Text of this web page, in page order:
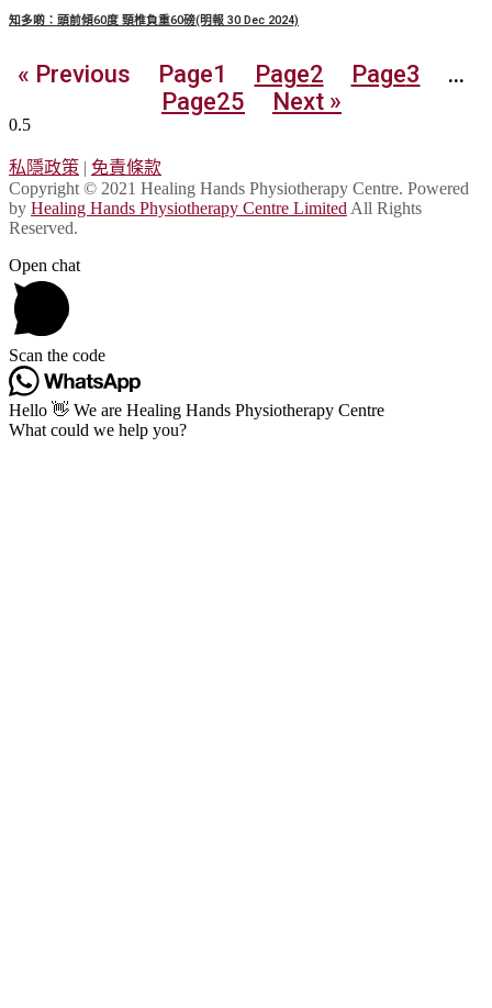
知多啲：頭前傾60度 頸椎負重60磅(明報 30 Dec 2024)
« Previous Page1 Page2 Page3
...
Page25 Next »
私隱政策 | 免責條款
Copyright © 2021 Healing Hands Physiotherapy Centre. Powered
by Healing Hands Physiotherapy Centre Limited All Rights
Reserved.
Open chat
Scan the code
Hello 👋 We are Healing Hands Physiotherapy Centre
What could we help you?